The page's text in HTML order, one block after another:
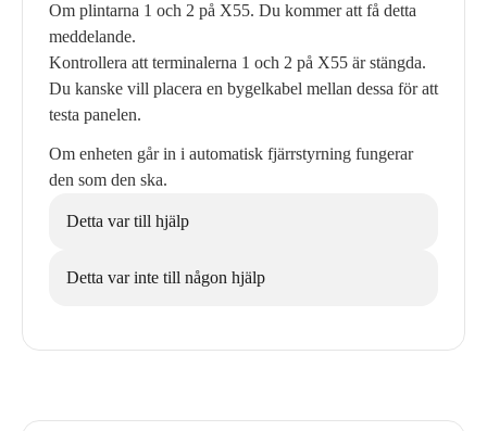
Om plintarna 1 och 2 på X55. Du kommer att få detta
meddelande.
Kontrollera att terminalerna 1 och 2 på X55 är stängda.
Du kanske vill placera en bygelkabel mellan dessa för att
testa panelen.
Om enheten går in i automatisk fjärrstyrning fungerar
den som den ska.
Detta var till hjälp
Detta var inte till någon hjälp